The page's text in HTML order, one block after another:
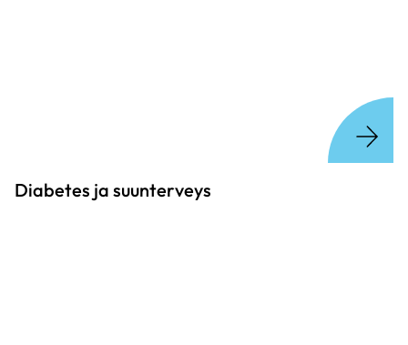
Diabetes ja suunterveys